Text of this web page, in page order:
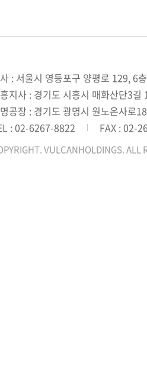
: 서울시 영등포구 양평로 129, 6층
지사 : 경기도 시흥시 매화산단3
공장 : 경기도 광명시 원노온사로18
: 02-6267-8822
FAX : 02-
VULCANHOLDINGS. ALL